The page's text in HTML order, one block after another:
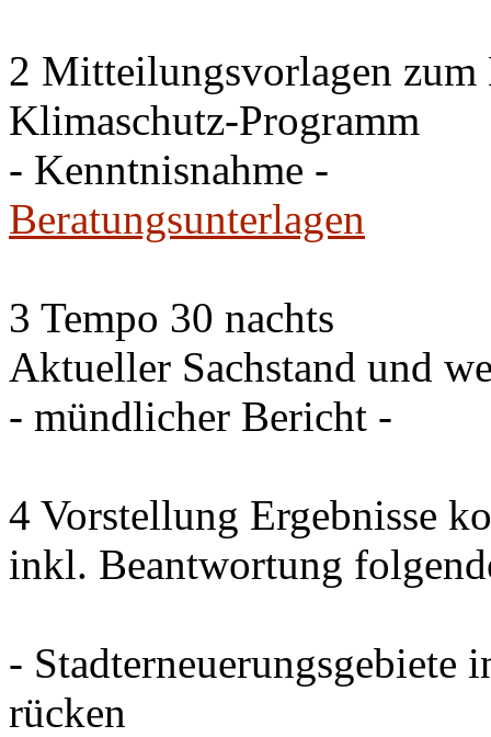
2 Mitteilungsvorlagen zum
Klimaschutz-Programm
- Kenntnisnahme -
Beratungsunterlagen
3 Tempo 30 nachts
Aktueller Sachstand und
- mündlicher Bericht -
4 Vorstellung Ergebnisse
inkl. Beantwortung
- Stadterneuerungsgebiete
rücken